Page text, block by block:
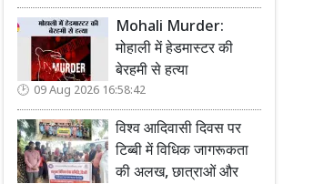
Mohali Murder:
मोहाली में हेडमास्टर की
बेरहमी से हत्या
09 Aug 2026 16:58:42
विश्व आदिवासी दिवस पर
टिब्बी में विधिक जागरूकता
की अलख, छात्राओं और